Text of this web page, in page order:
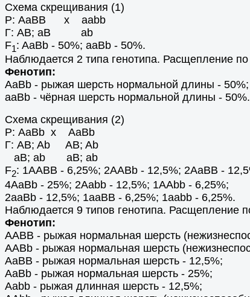
Схема скрещивания (1)
Р: AaBB х aabb
Г: АВ; аВ ab
F1: AaBb - 50%; aaBb - 50%.
Наблюдается 2 типа генотипа. Расщепление по
Фенотип:
AaBb - рыжая шерсть нормальной длины - 50%;
aaBb - чёрная шерсть нормальной длины - 50%.
Схема скрещивания (2)
Р: AaBb х AaBb
Г: AB; Ab AB; Ab
aB; ab aB; ab
F2: 1AABB - 6,25%; 2AABb - 12,5%; 2AaBB -
4AaBb - 25%; 2Aabb - 12,5%; 1ААbb - 6,25%;
2aaBb - 12,5%; 1aaBB - 6,25%; 1aabb - 6,25%.
Наблюдается 9 типов генотипа. Расщепление
Фенотип:
AABB - рыжая нормальная шерсть
AABb - рыжая нормальная шерсть
AaBB - рыжая нормальная шерсть - 12,5%;
AaBb - рыжая нормальная шерсть - 25%;
Aabb - рыжая длинная шерсть - 12,5%;